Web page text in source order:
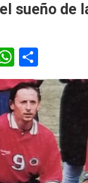
sueño de
W
h
at
s
A
p
p
o
m
p
ar
tir